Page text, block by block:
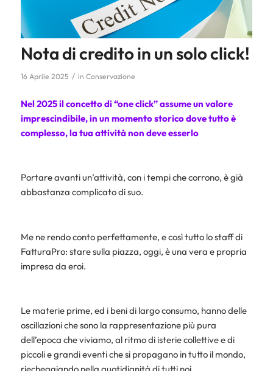
Nota di credito in un solo click!
16 Aprile 2025 / in Conservazione
Nel 2025 il concetto di “one click” assume un valore
imprescindibile, in un momento storico dove tutto è
complesso, la tua attività non deve esserlo
Portare avanti un’attività, con i tempi che corrono, è già
abbastanza complicato di suo.
Me ne rendo conto perfettamente, e così tutto lo staff di
FatturaPro: stare sulla piazza, oggi, è una vera e propria
impresa da eroi.
Le materie prime, ed i beni di largo consumo, hanno delle
oscillazioni che sono la rappresentazione più pura
dell’epoca che viviamo, al ritmo di isterie collettive e di
piccoli e grandi eventi che si propagano in tutto il mondo,